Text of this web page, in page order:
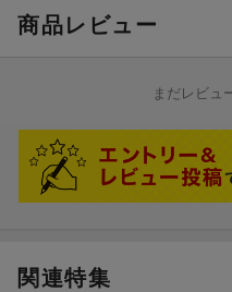
す。
「濱矢文夫のマニアックバイ
「愛の絶版車2＆4生活」は、
SUPER EDITION を愛する男
OVA 500 Cinquecento を愛す
「Welcome to TRIAL WORLD
「進撃のZ900RS カスタム新
商品レビュー
まだレビュ
関連特集